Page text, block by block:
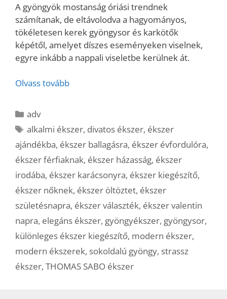
A gyöngyök mostanság óriási trendnek
számítanak, de eltávolodva a hagyományos,
tökéletesen kerek gyöngysor és karkötők
képétől, amelyet díszes eseményeken viselnek,
egyre inkább a nappali viseletbe kerülnek át.
Olvass tovább
Kategória
adv
Címkék
alkalmi ékszer, divatos ékszer, ékszer
ajándékba, ékszer ballagásra, ékszer évfordulóra,
ékszer férfiaknak, ékszer házasság, ékszer
irodába, ékszer karácsonyra, ékszer kiegészítő,
ékszer nőknek, ékszer öltöztet, ékszer
születésnapra, ékszer választék, ékszer valentin
napra, elegáns ékszer, gyöngyékszer, gyöngysor,
különleges ékszer kiegészítő, modern ékszer,
modern ékszerek, sokoldalú gyöngy, strassz
ékszer, THOMAS SABO ékszer